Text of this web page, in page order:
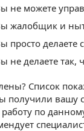
не можете
жалобщик и
просто делаете
не делаете
Список
получили вашу
по